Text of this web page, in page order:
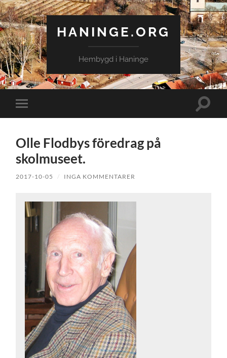
HANINGE.ORG
Hembygd i Haninge
Slå
på/av
Slå
Olle Flodbys föredrag på
skolmuseet.
2017-10-05 / INGA KOMMENTARER